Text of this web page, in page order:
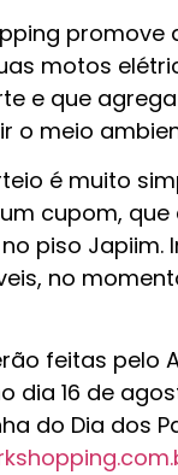
motos
e que
o meio
é muito
cupom,
piso
no
feitas pelo
dia 16 de
do Dia dos